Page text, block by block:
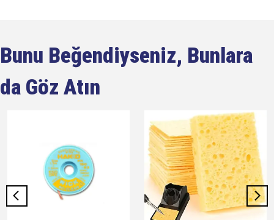
Bunu Beğendiyseniz, Bunlara
da Göz Atın